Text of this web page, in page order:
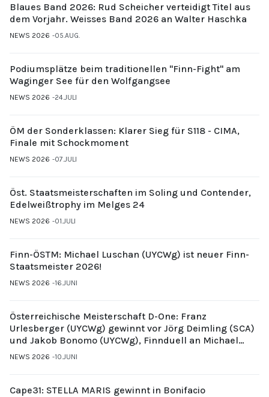
Blaues Band 2026: Rud Scheicher verteidigt Titel aus
dem Vorjahr. Weisses Band 2026 an Walter Haschka
NEWS 2026 05.AUG.
Podiumsplätze beim traditionellen "Finn-Fight" am
Waginger See für den Wolfgangsee
NEWS 2026 24.JULI
ÖM der Sonderklassen: Klarer Sieg für S118 - CIMA,
Finale mit Schockmoment
NEWS 2026 07.JULI
Öst. Staatsmeisterschaften im Soling und Contender,
Edelweißtrophy im Melges 24
NEWS 2026 01.JULI
Finn-ÖSTM: Michael Luschan (UYCWg) ist neuer Finn-
Staatsmeister 2026!
NEWS 2026 16.JUNI
Österreichische Meisterschaft D-One: Franz
Urlesberger (UYCWg) gewinnt vor Jörg Deimling (SCA)
und Jakob Bonomo (UYCWg), Finnduell an Michael
Gubi (UYCMo)
NEWS 2026 10.JUNI
Cape31: STELLA MARIS gewinnt in Bonifacio